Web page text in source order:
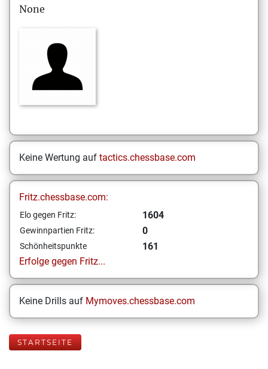
None
Keine Wertung auf tactics.chessbase.com
Fritz.chessbase.com:
Elo gegen Fritz: 1604
Gewinnpartien Fritz: 0
Schönheitspunkte
161
Erfolge gegen Fritz...
Keine Drills auf Mymoves.chessbase.com
STARTSEITE